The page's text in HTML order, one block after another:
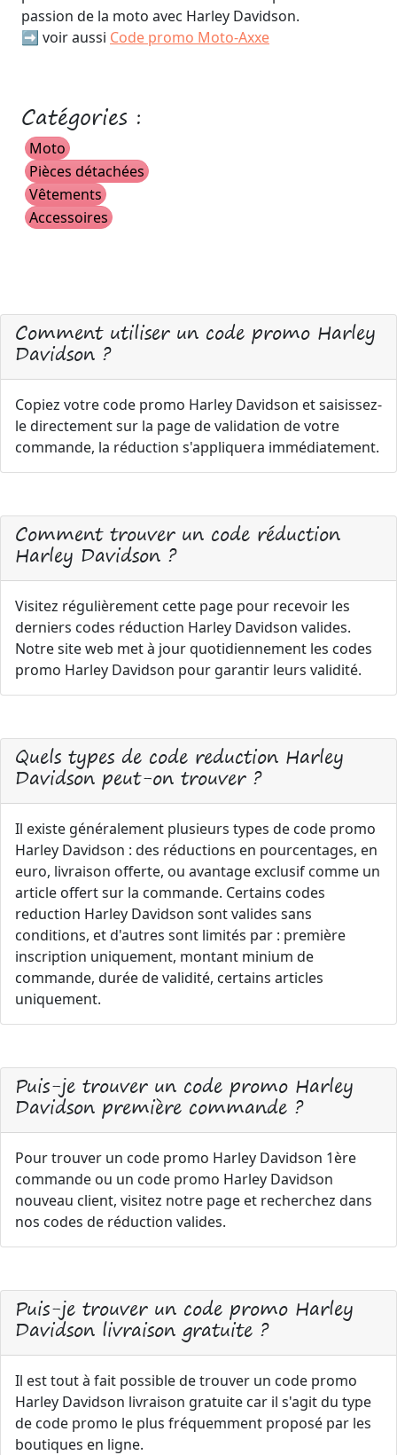
passion de la moto avec Harley Davidson.
➡️ voir aussi Code promo Moto-Axxe
Catégories :
Moto
Pièces détachées
Vêtements
Accessoires
Comment utiliser un code promo Harley
Davidson ?
Copiez votre code promo Harley Davidson et saisissez-
le directement sur la page de validation de votre
commande, la réduction s'appliquera immédiatement.
Comment trouver un code réduction
Harley Davidson ?
Visitez régulièrement cette page pour recevoir les
derniers codes réduction Harley Davidson valides.
Notre site web met à jour quotidiennement les codes
promo Harley Davidson pour garantir leurs validité.
Quels types de code reduction Harley
Davidson peut-on trouver ?
Il existe généralement plusieurs types de code promo
Harley Davidson : des réductions en pourcentages, en
euro, livraison offerte, ou avantage exclusif comme un
article offert sur la commande. Certains codes
reduction Harley Davidson sont valides sans
conditions, et d'autres sont limités par : première
inscription uniquement, montant minium de
commande, durée de validité, certains articles
uniquement.
Puis-je trouver un code promo Harley
Davidson première commande ?
Pour trouver un code promo Harley Davidson 1ère
commande ou un code promo Harley Davidson
nouveau client, visitez notre page et recherchez dans
nos codes de réduction valides.
Puis-je trouver un code promo Harley
Davidson livraison gratuite ?
Il est tout à fait possible de trouver un code promo
Harley Davidson livraison gratuite car il s'agit du type
de code promo le plus fréquemment proposé par les
boutiques en ligne.